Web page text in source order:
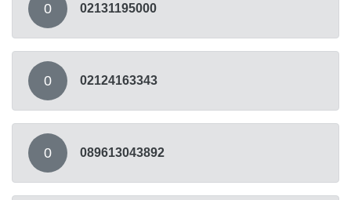
0 02131195000
0 02124163343
0 089613043892